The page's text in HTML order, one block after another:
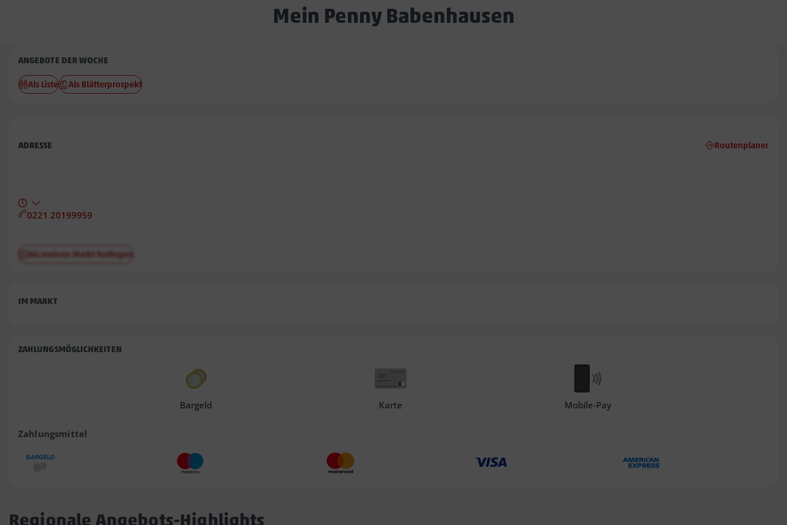
Mein Penny Babenhausen
Penny
Babenhausen
ANGEBOTE DER WOCHE
Als Liste Als Blätterprospekt
ADRESSE Routenplaner
0221 20199959
Als meinen Markt festlegen
IM MARKT
ZAHLUNGSMÖGLICHKEITEN
Bargeld Karte Mobile-Pay
Zahlungsmittel
Regionale Angebots-Highlights